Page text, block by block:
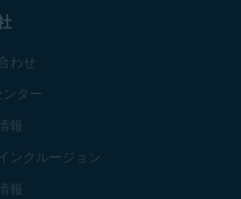
わせ
ンター
報
ンクルージョン
報